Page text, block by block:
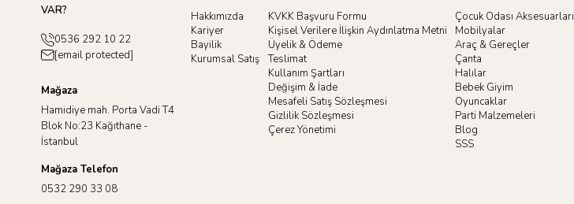
VAR?
0536 292 10 22
[email protected]
Mağaza
Hamidiye mah. Porta Vadi T4
Blok No:23 Kağıthane -
İstanbul
Mağaza Telefon
0532 290 33 08
Hakkımızda
Kariyer
Bayilik
Kurumsal Satış
KVKK Başvuru Formu
Kişisel Verilere İlişkin Aydınlatma Metni
Üyelik & Ödeme
Teslimat
Kullanım Şartları
Değişim & İade
Mesafeli Satış Sözleşmesi
Gizlilik Sözleşmesi
Çerez Yönetimi
Çocuk Odası Aksesuarları
Mobilyalar
Araç & Gereçler
Çanta
Halılar
Bebek Giyim
Oyuncaklar
Parti Malzemeleri
Blog
SSS